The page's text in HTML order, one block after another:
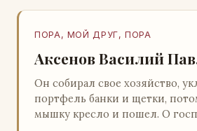
ПОРА, МОЙ ДРУГ, ПОРА
Аксенов Василий
Он собирал свое хозяйство,
портфель банки и щетки,
мышку кресло и пошел. О